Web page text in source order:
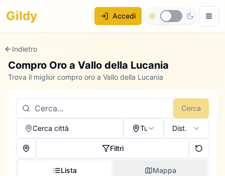
Gildy Accedi
Indietro
Compro Oro a Vallo della Lucania
Trova il miglior compro oro a Vallo della Lucania
Cerca
Cerca città Tutti Dist.
Filtri
Lista Mappa